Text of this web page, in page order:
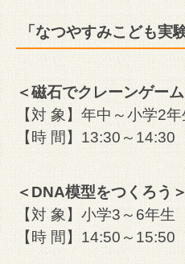
「なつやすみこども実
＜磁石でクレーンゲーム
【対 象】年中～小学2年
【時 間】13:30～14:30
＜DNA模型をつくろう＞
【対 象】小学3～6年生
【時 間】14:50～15:50